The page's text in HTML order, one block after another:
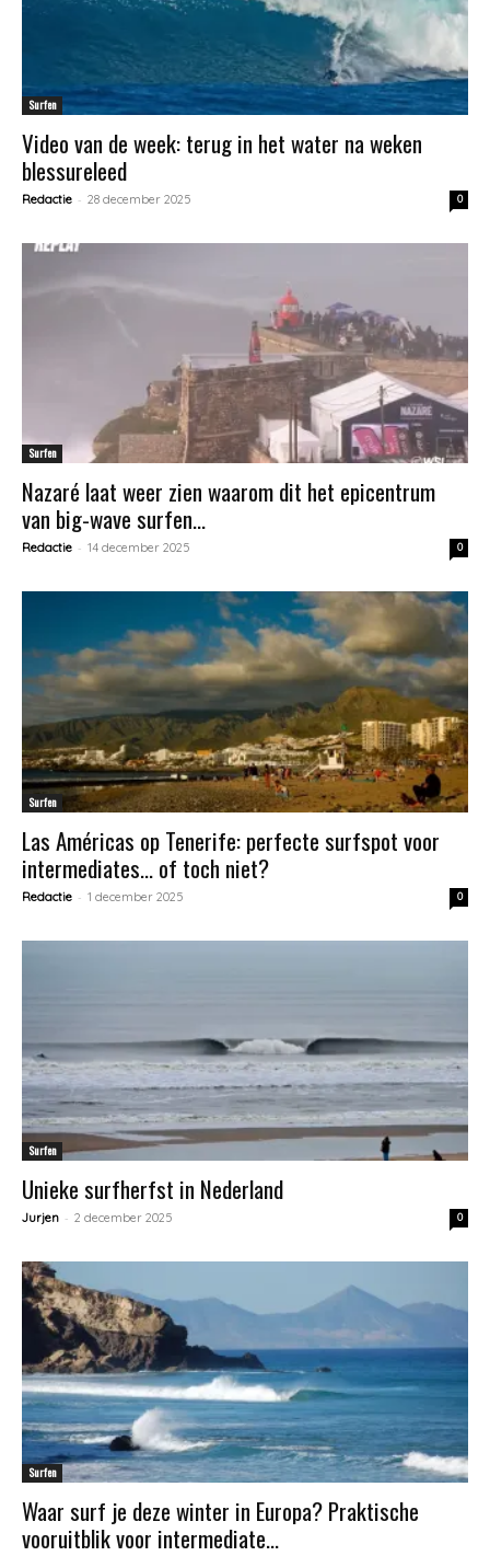
Surfen
Video van de week: terug in het water na weken
blessureleed
Redactie - 28 december 2025 0
Surfen
Nazaré laat weer zien waarom dit het epicentrum
van big-wave surfen...
Redactie - 14 december 2025 0
Surfen
Las Américas op Tenerife: perfecte surfspot voor
intermediates… of toch niet?
Redactie - 1 december 2025 0
Surfen
Unieke surfherfst in Nederland
Jurjen - 2 december 2025 0
Surfen
Waar surf je deze winter in Europa? Praktische
vooruitblik voor intermediate...